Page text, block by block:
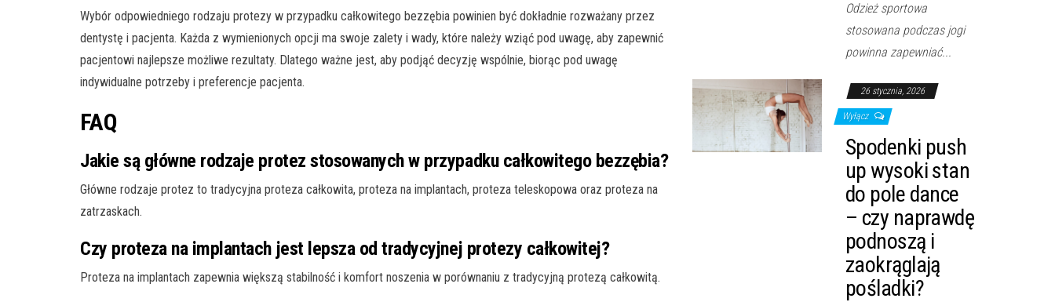
Wybór odpowiedniego rodzaju protezy w przypadku całkowitego bezzębia powinien być dokładnie rozważany przez
dentystę i pacjenta. Każda z wymienionych opcji ma swoje zalety i wady, które należy wziąć pod uwagę, aby zapewnić
pacjentowi najlepsze możliwe rezultaty. Dlatego ważne jest, aby podjąć decyzję wspólnie, biorąc pod uwagę
indywidualne potrzeby i preferencje pacjenta.
FAQ
Jakie są główne rodzaje protez stosowanych w przypadku całkowitego bezzębia?
Główne rodzaje protez to tradycyjna proteza całkowita, proteza na implantach, proteza teleskopowa oraz proteza na
zatrzaskach.
Czy proteza na implantach jest lepsza od tradycyjnej protezy całkowitej?
Proteza na implantach zapewnia większą stabilność i komfort noszenia w porównaniu z tradycyjną protezą całkowitą.
Odzież sportowa
stosowana podczas jogi
powinna zapewniać...
26 stycznia, 2026
Wyłącz
Spodenki push
up wysoki stan
do pole dance
– czy naprawdę
podnoszą i
zaokrąglają
pośladki?